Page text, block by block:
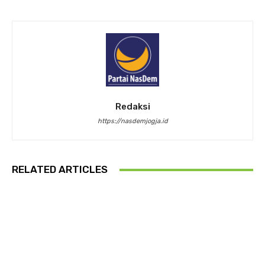
Redaksi
https://nasdemjogja.id
RELATED ARTICLES